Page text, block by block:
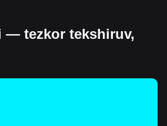
— tezkor tekshiruv,